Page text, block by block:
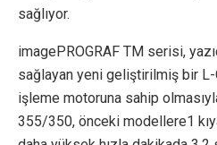
sağlıyor.
imagePROGRAF TM serisi,
sağlayan yeni geliştirilmiş bir L-
işleme motoruna sahip
355/350, önceki modellere1